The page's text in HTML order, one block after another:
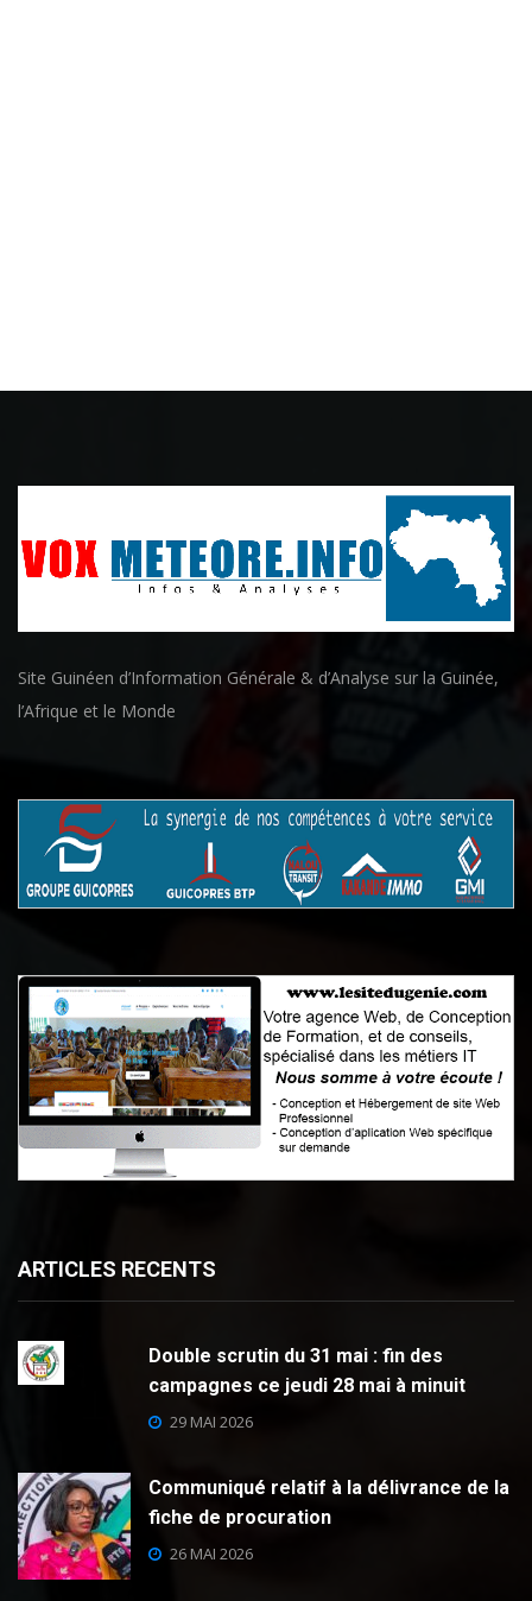
Site Guinéen d’Information Générale & d’Analyse sur la Guinée,
l’Afrique et le Monde
ARTICLES RECENTS
Double scrutin du 31 mai : fin des
campagnes ce jeudi 28 mai à minuit
29 MAI 2026
Communiqué relatif à la délivrance de la
fiche de procuration
26 MAI 2026